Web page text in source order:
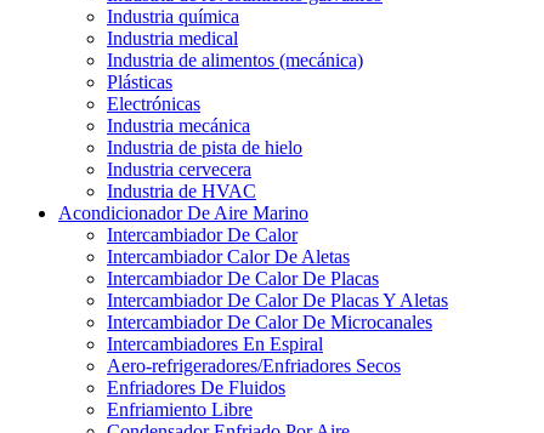
Industria química
Industria medical
Industria de alimentos (mecánica)
Plásticas
Electrónicas
Industria mecánica
Industria de pista de hielo
Industria cervecera
Industria de HVAC
Acondicionador De Aire Marino
Intercambiador De Calor
Intercambiador Calor De Aletas
Intercambiador De Calor De Placas
Intercambiador De Calor De Placas Y Aletas
Intercambiador De Calor De Microcanales
Intercambiadores En Espiral
Aero-refrigeradores/Enfriadores Secos
Enfriadores De Fluidos
Enfriamiento Libre